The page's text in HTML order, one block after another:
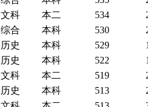
文科 本二 534
综合 本科 530
历史 本科 529
历史 本科 522
文科 本二 519
历史 本科 513